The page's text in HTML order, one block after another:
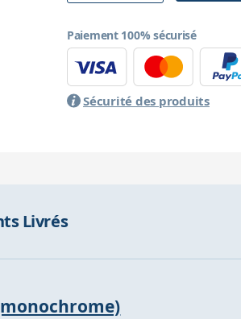
Paiement 100% sécurisé
Sécurité des produits
Livrés